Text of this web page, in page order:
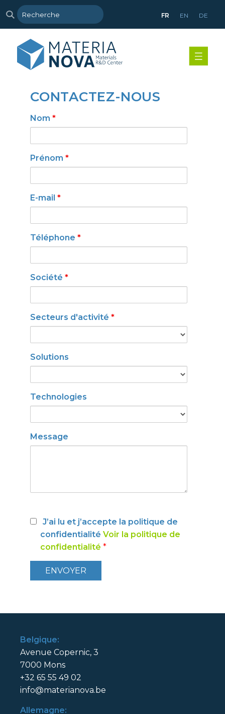
FR EN DE
Belgique:
Avenue Copernic, 3
7000 Mons
+32 65 55 49 02
info@materianova.be
Allemagne:
CONTACTEZ-NOUS
Nom *
Prénom *
E-mail *
Téléphone *
Société *
Secteurs d'activité *
Solutions
Technologies
Message
J’ai lu et j’accepte la politique de
confidentialité Voir la politique de
confidentialité *